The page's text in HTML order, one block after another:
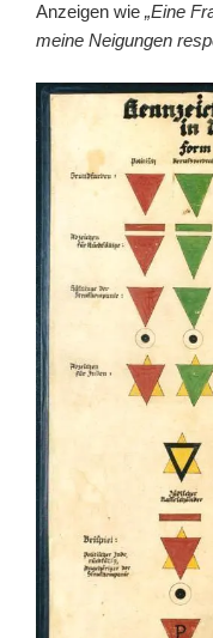
Anzeigen wie „Eine
meine Neigungen